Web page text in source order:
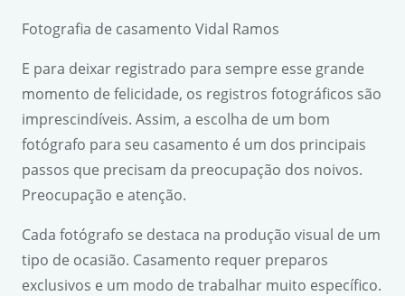
Fotografia de casamento Vidal Ramos
E para deixar registrado para sempre esse grande
momento de felicidade, os registros fotográficos são
imprescindíveis. Assim, a escolha de um bom
fotógrafo para seu casamento é um dos principais
passos que precisam da preocupação dos noivos.
Preocupação e atenção.
Cada fotógrafo se destaca na produção visual de um
tipo de ocasião. Casamento requer preparos
exclusivos e um modo de trabalhar muito específico.